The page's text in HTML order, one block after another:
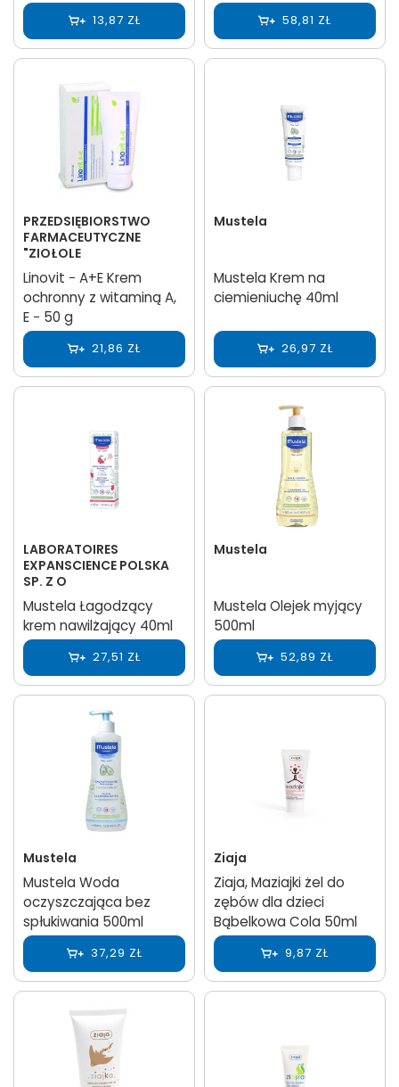
13,87 ZŁ 58,81 ZŁ
PRZEDSIĘBIORSTWO
FARMACEUTYCZNE
"ZIOŁOLE
Linovit − A+E Krem
ochronny z witaminą A,
E − 50 g
21,86 ZŁ
Mustela
Mustela Krem na
ciemieniuchę 40ml
26,97 ZŁ
LABORATOIRES
EXPANSCIENCE POLSKA
SP. Z O
Mustela Łagodzący
krem nawilżający 40ml
27,51 ZŁ
Mustela
Mustela Olejek myjący
500ml
52,89 ZŁ
Mustela
Mustela Woda
oczyszczająca bez
spłukiwania 500ml
37,29 ZŁ
Ziaja
Ziaja, Maziajki żel do
zębów dla dzieci
Bąbelkowa Cola 50ml
9,87 ZŁ